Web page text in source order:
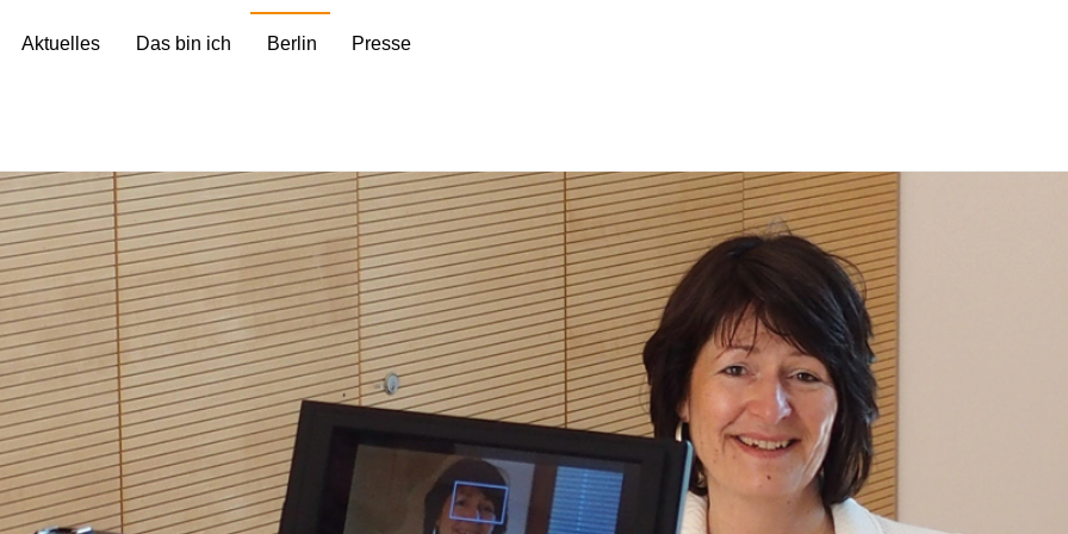
Aktuelles Das bin ich Berlin Presse